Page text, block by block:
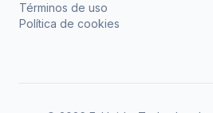
Términos de uso
Política de cookies